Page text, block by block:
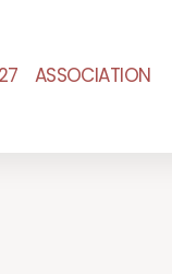
ASSOCIATION